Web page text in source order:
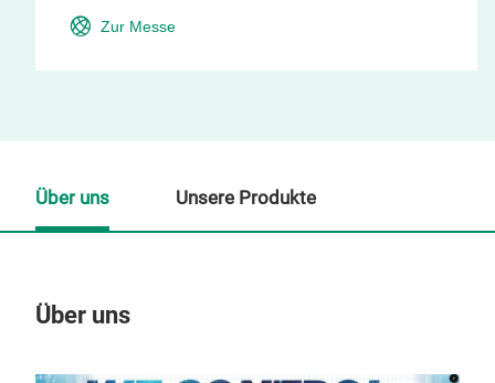
Zur Messe
Über uns
Über uns Unsere Produkte